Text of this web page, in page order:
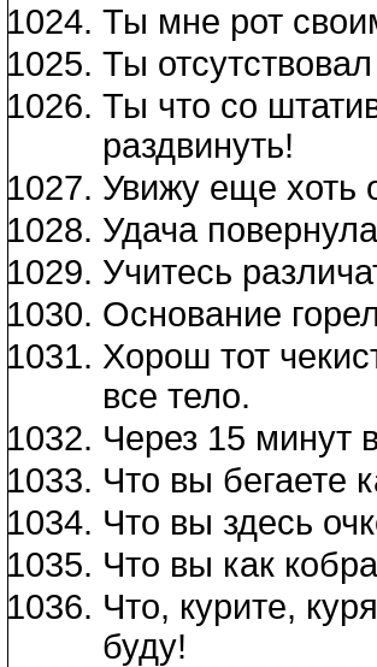
Ты мне рот
Ты
Ты что со
раздвинуть!
Увижу еще хоть
Удача
Учитесь
Основание
Хорош тот
все тело.
Через 15 минут
Что вы бегаете
Что вы здесь
Что вы как
Что, курите,
буду!